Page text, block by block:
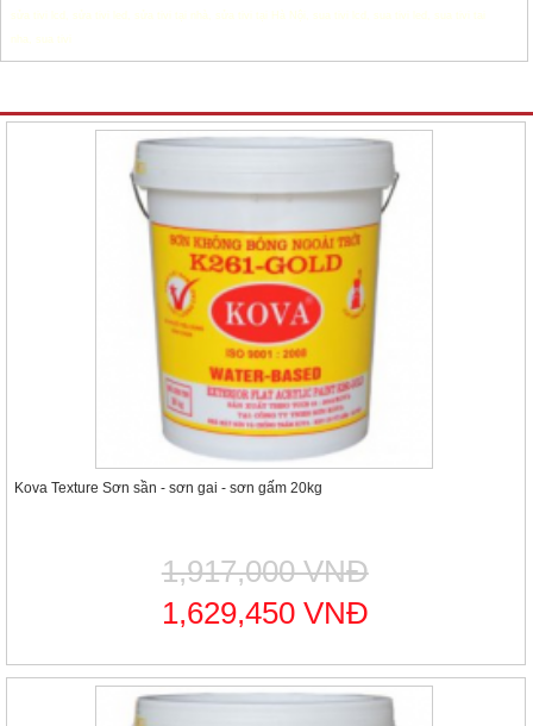
sửa tivi lcd sửa tivi led sửa tivi tại nhà sửa tivi tại Hà Nội sua tivi lcd sua tivi led
sua tivi tai
nha
sua tivi
Kova Texture Sơn sần - sơn gai - sơn gấm 20kg
1,917,000 VNĐ
1,629,450 VNĐ